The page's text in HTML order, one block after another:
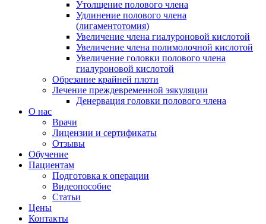
Утолщение полового члена
Удлинение полового члена
(лигаментотомия)
Увеличение члена гиалуроновой кислотой
Увеличение члена полимолочной кислотой
Увеличение головки полового члена
гиалуроновой кислотой
Обрезание крайней плоти
Лечение преждевременной эякуляции
Денервация головки полового члена
О нас
Врачи
Лицензии и сертификаты
Отзывы
Обучение
Пациентам
Подготовка к операции
Видеопособие
Статьи
Цены
Контакты